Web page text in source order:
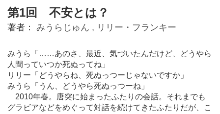
第1回 不安とは？
著者： みうらじゅん , リリー・フランキー
みうら「……あのさ、最近、気づいたんだけど、どうやら
人間っていつか死ぬってね」
リリー「どうやらね、死ぬっつーじゃないですか」
みうら「うん、どうやら死ぬっつーね」
2010年春。唐突に始まったふたりの会話。それまでも
グラビアなどをめぐって対話を続けてきたふたりだが、こ